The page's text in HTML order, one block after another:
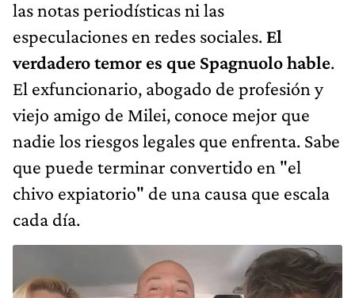
las notas periodísticas ni las
especulaciones en redes sociales. El
verdadero temor es que Spagnuolo hable.
El exfuncionario, abogado de profesión y
viejo amigo de Milei, conoce mejor que
nadie los riesgos legales que enfrenta. Sabe
que puede terminar convertido en "el
chivo expiatorio" de una causa que escala
cada día.